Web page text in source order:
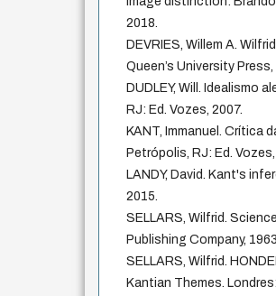
2018.
DEVRIES, Willem A.
Queen’s University Press,
DUDLEY, Will. Idealismo
RJ: Ed. Vozes, 2007.
KANT, Immanuel. Crítica
Petrópolis, RJ: Ed. Vozes,
LANDY, David. Kant's
2015.
SELLARS, Wilfrid.
Publishing Company, 1963.
SELLARS, Wilfrid.
Kantian Themes.